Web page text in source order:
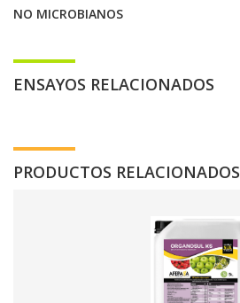
NO MICROBIANOS
ENSAYOS RELACIONADOS
PRODUCTOS RELACIONADOS